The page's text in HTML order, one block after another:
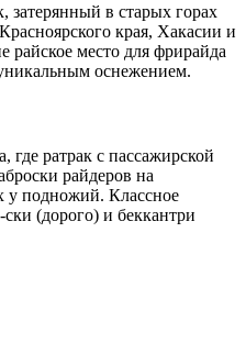
в старых горах
края, Хакасии и
райское место для фрирайда
оснежением.
где ратрак с пассажирской
райдеров на
у подножий. Классное
(дорого) и беккантри